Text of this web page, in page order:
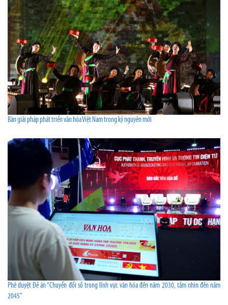
Bàn giải pháp phát triển văn hóa Việt Nam trong kỷ nguyên mới
Phê duyệt Đề án “Chuyển đổi số trong lĩnh vực văn hóa đến năm 2030, tầm nhìn đến năm
2045”